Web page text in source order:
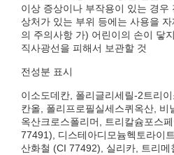
이상 증상이나 부작용이 있는 경우
상처가 있는 부위 등에는 사용을
의 주의사항 가) 어린이의 손이 닿
직사광선을 피해서 보관할 것
전성분 표시
이소도데칸, 폴리글리세릴-2트리
칸올, 폴리프로필실세스퀴옥산, 비
옥산크로스폴리머, 트리칼슘포스
77491), 디스테아디모늄헥토라이
산화철 (CI 77492), 실리카, 트리메